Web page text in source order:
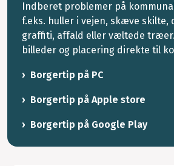
Indberet problemer på
f.eks. huller i vejen, skæve skilte,
graffiti, affald eller væltede
billeder og placering direkte til
Borgertip på PC
Borgertip på Apple store
Borgertip på Google Play